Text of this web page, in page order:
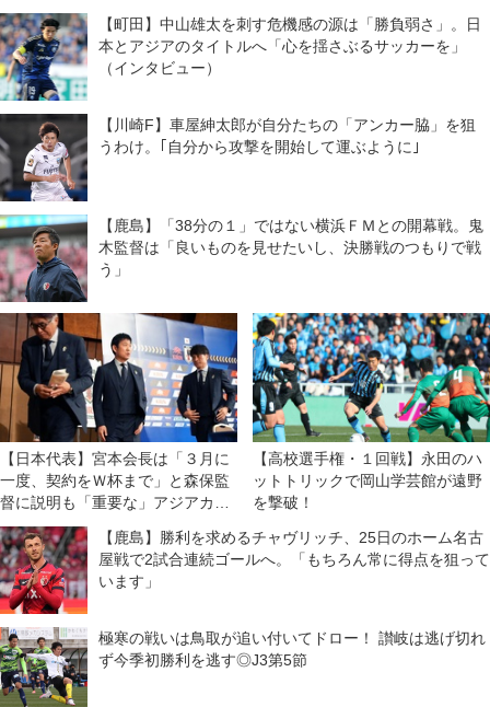
村敬斗に加え、順調に回復中の鈴
木唯人も名乗り！【町田】中山雄太を刺す危機感の源は「勝負弱さ」。日
本とアジアのタイトルへ「心を揺さぶるサッカーを」
（インタビュー）
【川崎F】車屋紳太郎が自分たちの「アンカー脇」を狙
うわけ。｢自分から攻撃を開始して運ぶように｣
【鹿島】「38分の１」ではない横浜ＦＭとの開幕戦。鬼
木監督は「良いものを見せたいし、決勝戦のつもりで戦
う」
【日本代表】宮本会長は「３月に
一度、契約をＷ杯まで」と森保監
督に説明も「重要な」アジアカッ
プ優勝を目指すために「続投」を
依頼。来年３月からは大岩剛体制
が発足！
【高校選手権・１回戦】永田のハ
ットトリックで岡山学芸館が遠野
を撃破！
【鹿島】勝利を求めるチャヴリッチ、25日のホーム名古
屋戦で2試合連続ゴールへ。「もちろん常に得点を狙って
います」
極寒の戦いは鳥取が追い付いてドロー！ 讃岐は逃げ切れ
ず今季初勝利を逃す◎J3第5節